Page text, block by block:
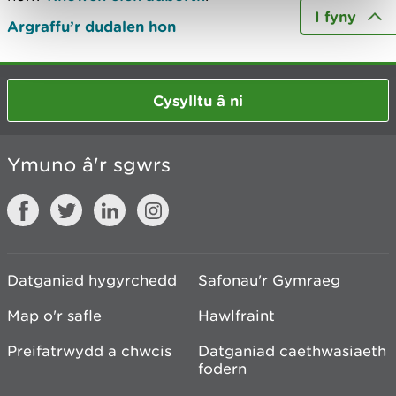
Argraffu’r dudalen hon
I fyny
Cysylltu â ni
Ymuno â'r sgwrs
Datganiad hygyrchedd
Safonau'r Gymraeg
Map o'r safle
Hawlfraint
Preifatrwydd a chwcis
Datganiad caethwasiaeth
fodern